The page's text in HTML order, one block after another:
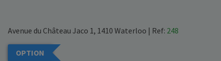
Avenue du Château Jaco 1, 1410 Waterloo | Ref: 248
OPTION